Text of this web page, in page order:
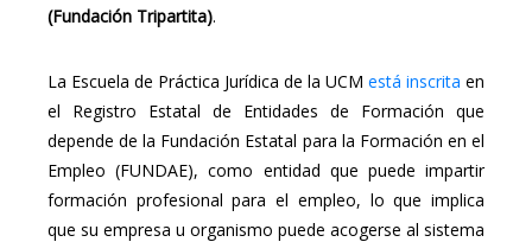
(Fundación Tripartita).
La Escuela de Práctica Jurídica de la UCM está inscrita en
el Registro Estatal de Entidades de Formación que
depende de la Fundación Estatal para la Formación en el
Empleo (FUNDAE), como entidad que puede impartir
formación profesional para el empleo, lo que implica
que su empresa u organismo puede acogerse al sistema